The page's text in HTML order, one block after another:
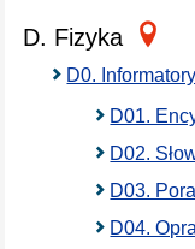
D. Fizyka
D0.
D01.
D02.
D03.
D04.